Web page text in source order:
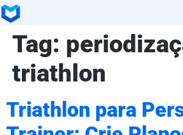
Tag:
triathlon
Triathlon para